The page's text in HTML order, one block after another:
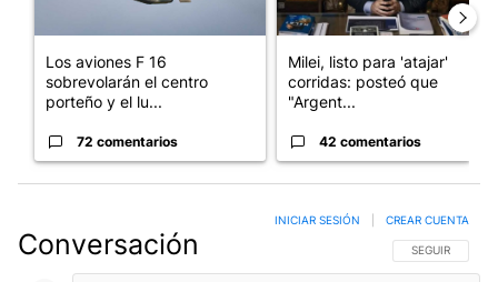
Los aviones F 16
sobrevolarán el centro
porteño y el lu...
72 comentarios
Milei, listo para 'atajar'
corridas: posteó que
"Argent...
42 comentarios
Conversación SIGA ESTA
SEGUIR
INICIAR SESIÓN CREAR CUENTA